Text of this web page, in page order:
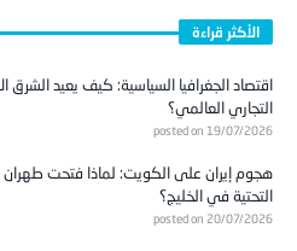
الأكثر قراءة
اقتصاد الجغرافيا السياسية: كيف يعيد
التجاري العالمي؟
posted on 19/07/2026
هجوم إيران على الكويت: لماذا فتحت طهران
التحتية في الخليج؟
posted on 20/07/2026